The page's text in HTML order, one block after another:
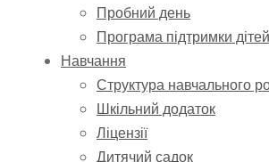
Пробний день
Програма підтримки
Навчання
Структура навчального
Шкільний додаток
Ліцензії
Дитячий садок